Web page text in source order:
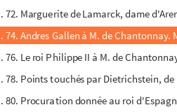
72. Marguerite de Lamarck, dame
74. Andres Gallen à M. de Chantonnay.
76. Le roi Philippe II à M. de
78. Points touchés par Dietrichstein,
80. Procuration donnée au roi